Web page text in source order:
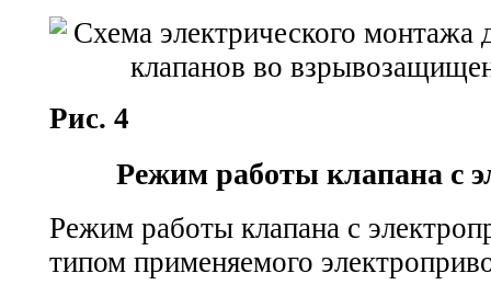
Рис. 4
Режим работы клапана с
Режим работы клапана с
типом применяемого